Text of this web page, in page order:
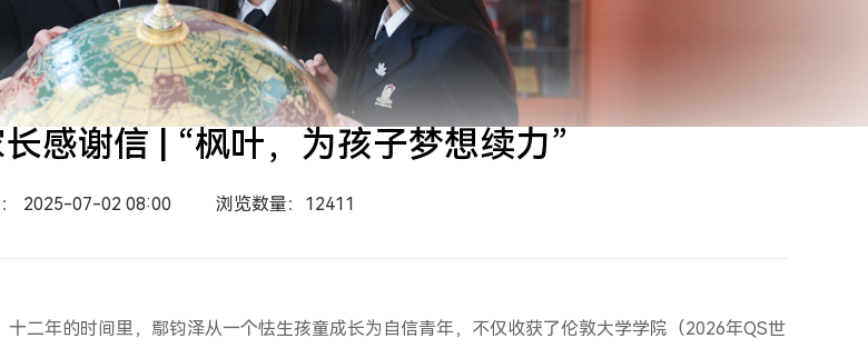
感谢信 | “枫叶，为孩子梦想续力”
2025-07-02 08:00 浏览数量：12411
二年的时间里，鄢钧泽从一个怯生孩童成长为自信青年，不仅收获了伦敦大学学院（2026年QS世